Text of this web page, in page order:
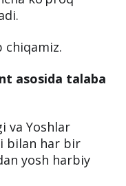
chiqamiz.
asosida talaba
va Yoshlar
bilan har bir
yosh harbiy